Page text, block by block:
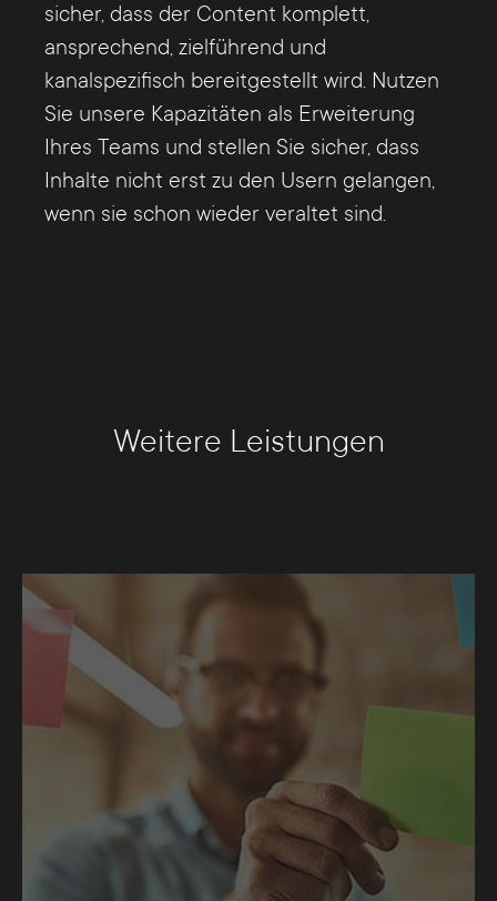
sicher, dass der Content komplett,
ansprechend, zielführend und
kanalspezifisch bereitgestellt wird. Nutzen
Sie unsere Kapazitäten als Erweiterung
Ihres Teams und stellen Sie sicher, dass
Inhalte nicht erst zu den Usern gelangen,
wenn sie schon wieder veraltet sind.
Weitere Leistungen